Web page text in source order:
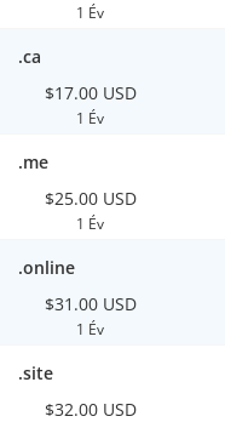
1 Év
.ca
$17.00 USD
1 Év
.me
$25.00 USD
1 Év
.online
$31.00 USD
1 Év
.site
$32.00 USD